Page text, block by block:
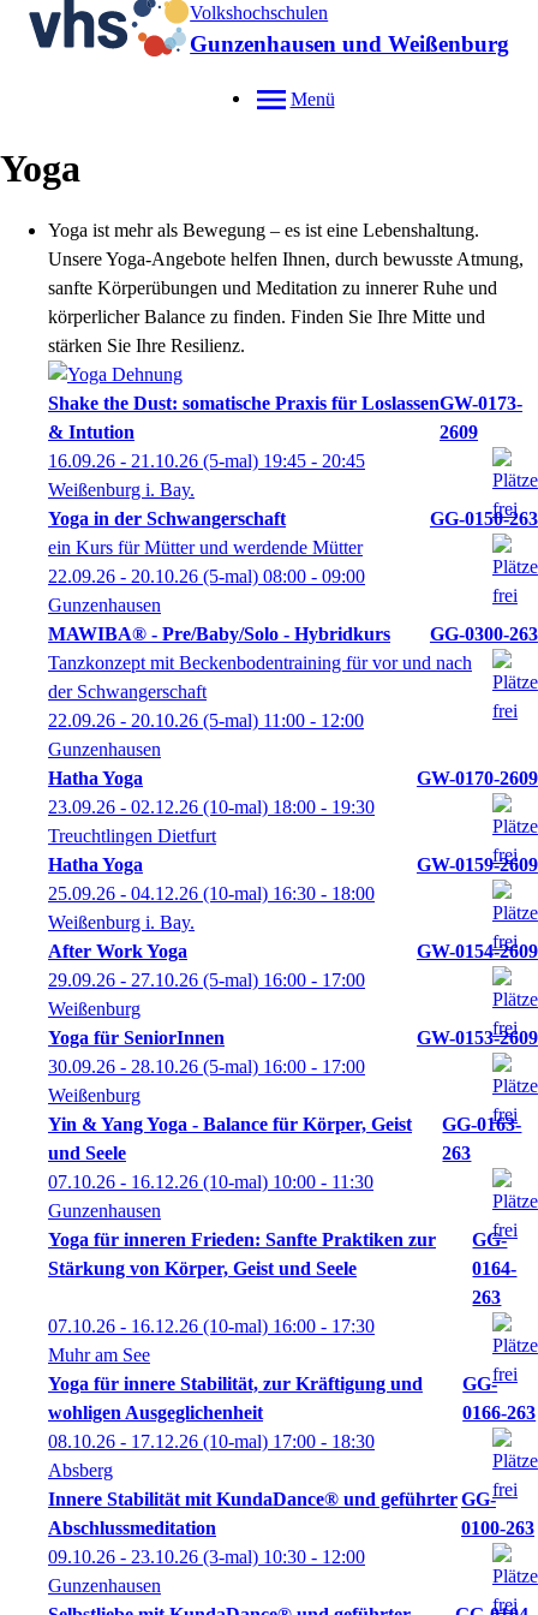
Volkshochschulen
Gunzenhausen und Weißenburg
Menü
Yoga
Yoga ist mehr als Bewegung – es ist eine Lebenshaltung.
Unsere Yoga-Angebote helfen Ihnen, durch bewusste Atmung,
sanfte Körperübungen und Meditation zu innerer Ruhe und
körperlicher Balance zu finden. Finden Sie Ihre Mitte und
stärken Sie Ihre Resilienz.
Shake the Dust: somatische Praxis für Loslassen
& Intution
GW-0173-
2609
16.09.26 - 21.10.26 (5-mal) 19:45 - 20:45
Weißenburg i. Bay.
Yoga in der Schwangerschaft
GG-0150-263
ein Kurs für Mütter und werdende Mütter
22.09.26 - 20.10.26 (5-mal) 08:00 - 09:00
Gunzenhausen
MAWIBA® - Pre/Baby/Solo - Hybridkurs
GG-0300-263
Tanzkonzept mit Beckenbodentraining für vor und nach
der Schwangerschaft
22.09.26 - 20.10.26 (5-mal) 11:00 - 12:00
Gunzenhausen
Hatha Yoga
GW-0170-2609
23.09.26 - 02.12.26 (10-mal) 18:00 - 19:30
Treuchtlingen Dietfurt
Hatha Yoga
GW-0159-2609
25.09.26 - 04.12.26 (10-mal) 16:30 - 18:00
Weißenburg i. Bay.
After Work Yoga
GW-0154-2609
29.09.26 - 27.10.26 (5-mal) 16:00 - 17:00
Weißenburg
Yoga für SeniorInnen
GW-0153-2609
30.09.26 - 28.10.26 (5-mal) 16:00 - 17:00
Weißenburg
Yin & Yang Yoga - Balance für Körper, Geist
und Seele
GG-0163-
263
07.10.26 - 16.12.26 (10-mal) 10:00 - 11:30
Gunzenhausen
Yoga für inneren Frieden: Sanfte Praktiken zur
Stärkung von Körper, Geist und Seele
GG-
0164-
263
07.10.26 - 16.12.26 (10-mal) 16:00 - 17:30
Muhr am See
Yoga für innere Stabilität, zur Kräftigung und
wohligen Ausgeglichenheit
GG-
0166-263
08.10.26 - 17.12.26 (10-mal) 17:00 - 18:30
Absberg
Innere Stabilität mit KundaDance® und geführter
Abschlussmeditation
GG-
0100-263
09.10.26 - 23.10.26 (3-mal) 10:30 - 12:00
Gunzenhausen